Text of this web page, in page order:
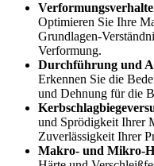
Optimieren Sie Ihre
Grundlagen-
Verformung.
Durchführung und
Erkennen Sie die
und Dehnung für die
und Sprödigkeit Ihrer
Zuverlässigkeit Ihrer
Makro- und Mikro-